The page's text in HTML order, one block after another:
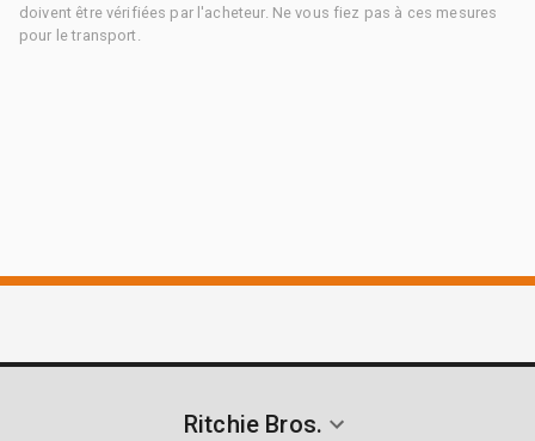
doivent être vérifiées par l'acheteur. Ne vous fiez pas à ces mesures
pour le transport.
Ritchie Bros.